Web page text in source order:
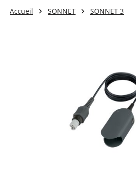
Accueil SONNET SONNET 3